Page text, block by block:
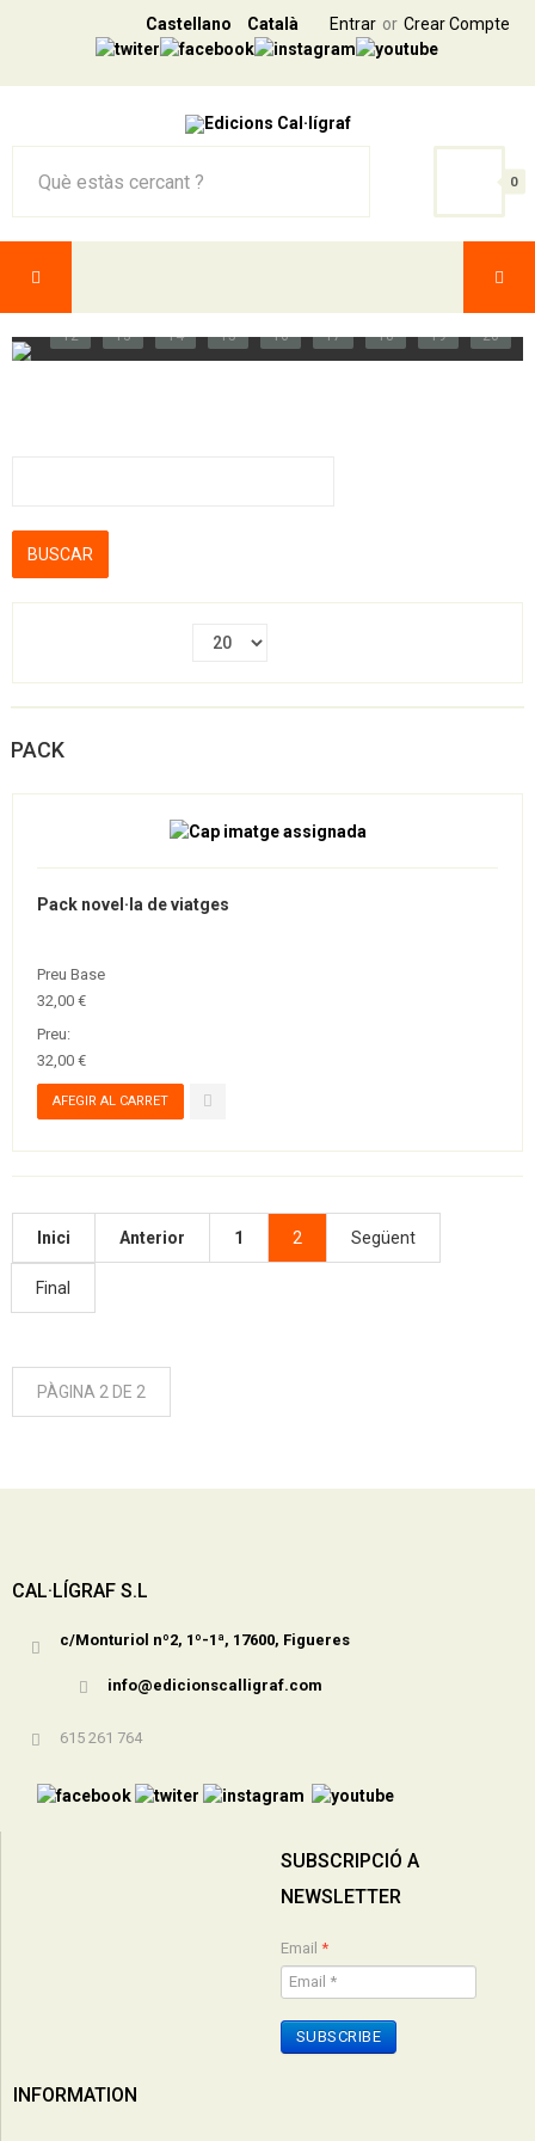
Entrar Crear Compte
Castellano Català
0
1 11
12 13 14 15 16 17 18 19 20
PACK
Pack novel·la de viatges
Preu Base
32,00 €
Preu:
32,00 €
Inici Anterior 1 2 Següent
Final
PÀGINA 2 DE 2
CAL·LÍGRAF S.L
c/Monturiol nº2, 1º-1ª, 17600, Figueres
info@edicionscalligraf.com
615 261 764
SUBSCRIPCIÓ A
NEWSLETTER
Email *
SUBSCRIBE
INFORMATION